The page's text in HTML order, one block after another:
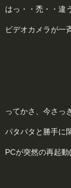
はっ・・禿・・違
ビデオカメラが一
ってかさ、今さっ
パタパタと勝手に
PCが突然の再起動